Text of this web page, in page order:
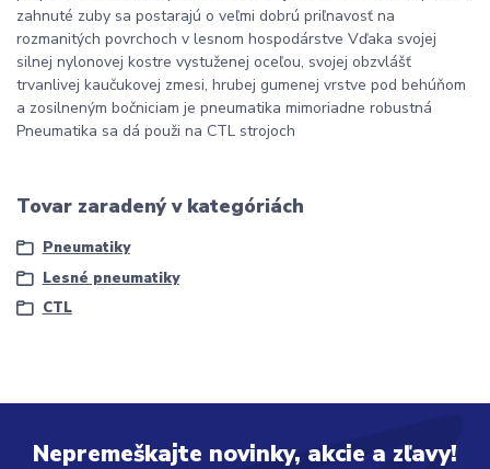
zahnuté zuby sa postarajú o veľmi dobrú priľnavosť na
rozmanitých povrchoch v lesnom hospodárstve Vďaka svojej
silnej nylonovej kostre vystuženej oceľou, svojej obzvlášť
trvanlivej kaučukovej zmesi, hrubej gumenej vrstve pod behúňom
a zosilneným bočniciam je pneumatika mimoriadne robustná
Pneumatika sa dá použi na CTL strojoch
Tovar zaradený v kategóriách
Pneumatiky
Lesné pneumatiky
CTL
Nepremeškajte novinky, akcie a zľavy!